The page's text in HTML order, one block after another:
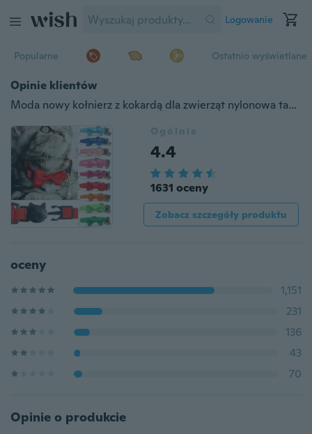
Logowanie
Popularne Ostatnio wyświetlane
Opinie klientów
Moda nowy kołnierz z kokardą dla zwierząt nylonowa taśma wielokolorowa regulowana za pomocą dzwonków biżuteria dla zwierząt obroża dla kota klamra bezpieczeństwa （9 kolorów）
Ogólnie
4.4
1631 oceny
Zobacz szczegóły produktu
oceny
1,151
231
136
43
70
Opinie o produkcie